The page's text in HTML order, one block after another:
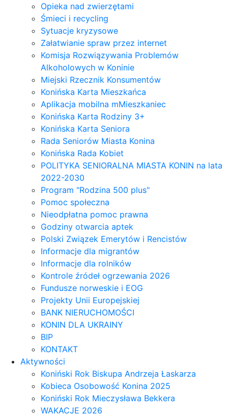
Opieka nad zwierzętami
Śmieci i recycling
Sytuacje kryzysowe
Załatwianie spraw przez internet
Komisja Rozwiązywania Problemów
Alkoholowych w Koninie
Miejski Rzecznik Konsumentów
Konińska Karta Mieszkańca
Aplikacja mobilna mMieszkaniec
Konińska Karta Rodziny 3+
Konińska Karta Seniora
Rada Seniorów Miasta Konina
Konińska Rada Kobiet
POLITYKA SENIORALNA MIASTA KONIN na lata
2022-2030
Program "Rodzina 500 plus"
Pomoc społeczna
Nieodpłatna pomoc prawna
Godziny otwarcia aptek
Polski Związek Emerytów i Rencistów
Informacje dla migrantów
Informacje dla rolników
Kontrole źródeł ogrzewania 2026
Fundusze norweskie i EOG
Projekty Unii Europejskiej
BANK NIERUCHOMOŚCI
KONIN DLA UKRAINY
BIP
KONTAKT
Aktywności
Koniński Rok Biskupa Andrzeja Łaskarza
Kobieca Osobowość Konina 2025
Koniński Rok Mieczysława Bekkera
WAKACJE 2026